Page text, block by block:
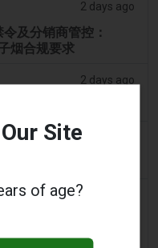
2 days ago
及分销商管控：
烟合规要求
2 days ago
2 days ago
2 days ago
Site
of age?